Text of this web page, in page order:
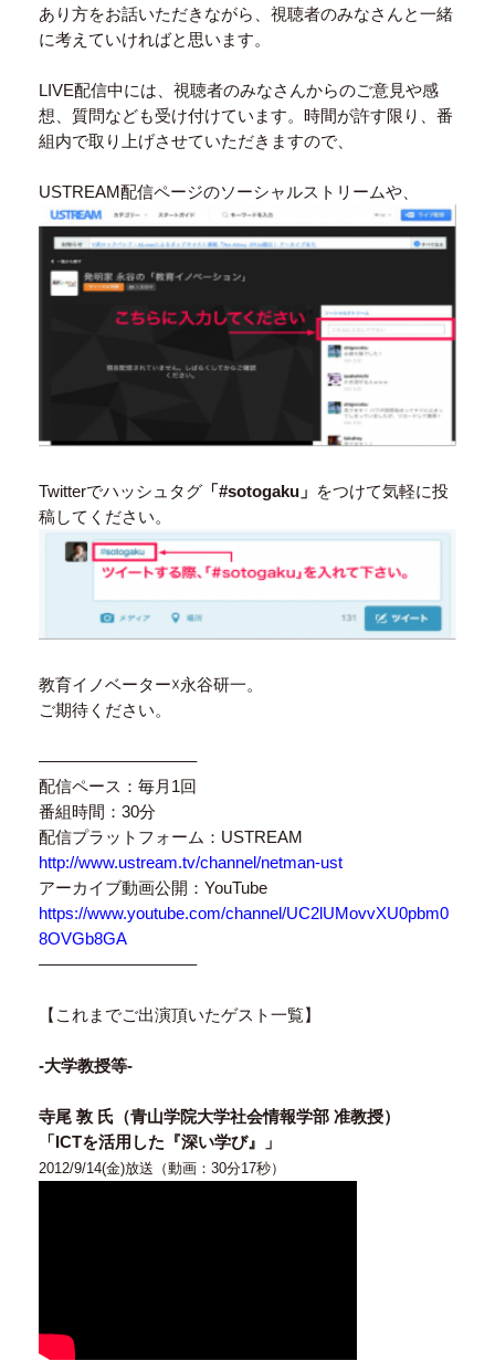
あり方をお話いただきながら、視聴者のみなさんと一緒
に考えていければと思います。
LIVE配信中には、視聴者のみなさんからのご意見や感
想、質問なども受け付けています。時間が許す限り、番
組内で取り上げさせていただきますので、
USTREAM配信ページのソーシャルストリームや、
Twitterでハッシュタグ 「#sotogaku」 をつけて気軽に投
稿してください。
教育イノベーター☓永谷研一。
ご期待ください。
—————————–
配信ペース：毎月1回
番組時間：30分
配信プラットフォーム：USTREAM
http://www.ustream.tv/channel/netman-ust
アーカイブ動画公開：YouTube
https://www.youtube.com/channel/UC2lUMovvXU0pbm0
8OVGb8GA
—————————–
【これまでご出演頂いたゲスト一覧】
-大学教授等-
寺尾 敦 氏（青山学院大学社会情報学部 准教授）
「ICTを活用した『深い学び』」
2012/9/14(金)放送（動画：30分17秒）